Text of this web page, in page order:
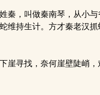
秦，叫做秦南琴，从小与
维持生计。方才秦老汉
崖寻找，奈何崖壁陡峭，